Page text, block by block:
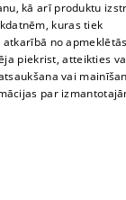
kā arī produktu
kuras tiek
no
piekrist, atteikties
vai
par